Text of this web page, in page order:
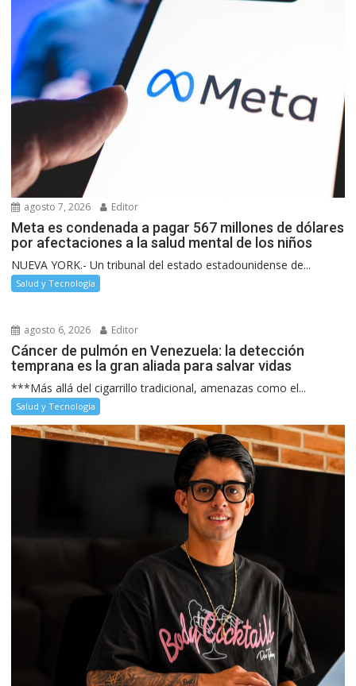
agosto 7, 2026 Editor
Meta es condenada a pagar 567 millones de dólares
por afectaciones a la salud mental de los niños
NUEVA YORK.- Un tribunal del estado estadounidense de...
Salud y Tecnología
agosto 6, 2026 Editor
Cáncer de pulmón en Venezuela: la detección
temprana es la gran aliada para salvar vidas
***Más allá del cigarrillo tradicional, amenazas como el...
Salud y Tecnología